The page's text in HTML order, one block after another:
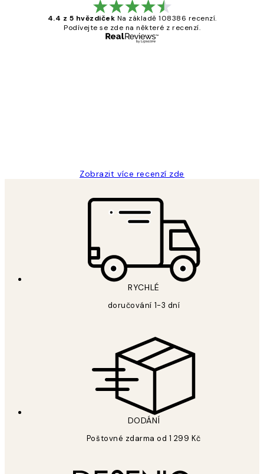
4.4 z 5 hvězdiček Na základě 108386 recenzí.
Podívejte se zde na některé z recenzí.
Zobrazit více recenzí zde
RYCHLÉ
doručování 1-3 dní
DODÁNÍ
Poštovné zdarma od 1 299 Kč